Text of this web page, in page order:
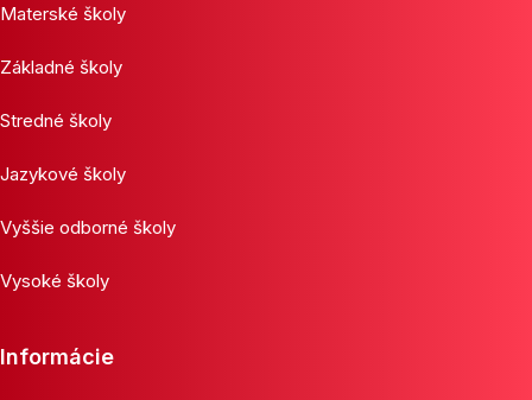
Materské školy
Základné školy
Stredné školy
Jazykové školy
Vyššie odborné školy
Vysoké školy
Informácie